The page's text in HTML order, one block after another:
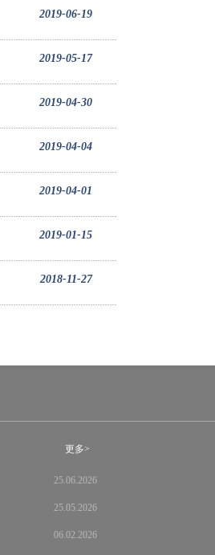
2019-06-19
2019-05-17
2019-04-30
2019-04-04
2019-04-01
2019-01-15
2018-11-27
更多>
25.06.2026
25.05.2026
06.02.2026